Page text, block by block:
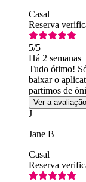
Casal
Reserva
5/5
Há 2 semanas
Tudo ótimo!
baixar o
partimos de
Ver a
J
Jane B
Casal
Reserva